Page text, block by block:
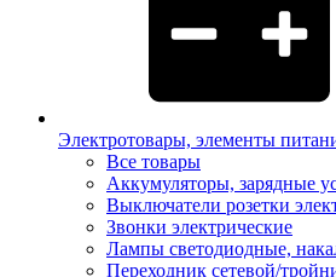
Электротовары, элементы
Все товары
Аккумуляторы, зарядные
Выключатели розетки
Звонки электрические
Лампы светодиодные,
Переходник сетевой/